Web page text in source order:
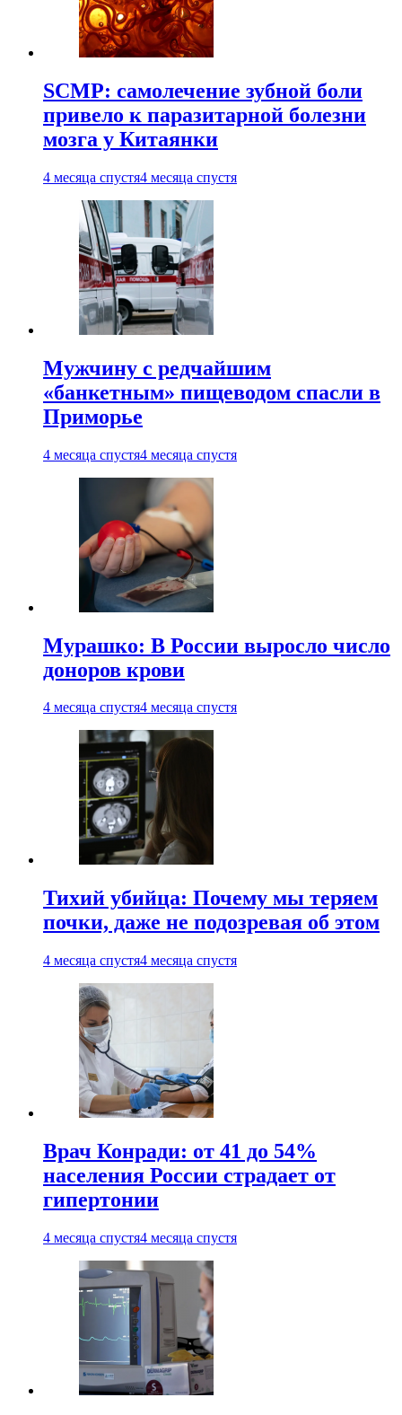
SCMP: самолечение зубной боли
привело к паразитарной болезни
мозга у Китаянки
4 месяца спустя4 месяца спустя
Мужчину с редчайшим
«банкетным» пищеводом спасли в
Приморье
4 месяца спустя4 месяца спустя
Мурашко: В России выросло число
доноров крови
4 месяца спустя4 месяца спустя
Тихий убийца: Почему мы теряем
почки, даже не подозревая об этом
4 месяца спустя4 месяца спустя
Врач Конради: от 41 до 54%
населения России страдает от
гипертонии
4 месяца спустя4 месяца спустя